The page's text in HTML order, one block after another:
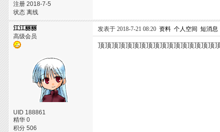
注册 2018-7-5
状态 离线
江江丽丽
高级会员
UID 188861
精华 0
积分 506
发表于 2018-7-21 08:20 资料 个人空间 短消息
顶顶顶顶顶顶顶顶顶顶顶顶顶顶顶顶顶